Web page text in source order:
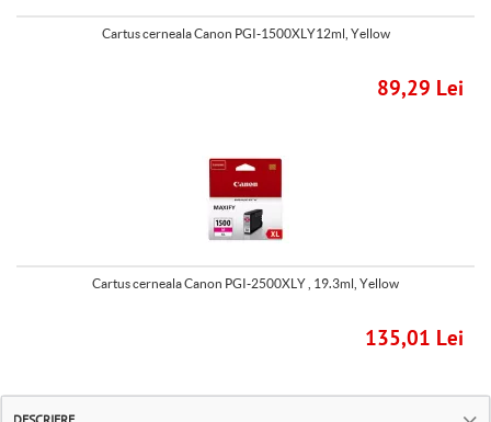
Cartus cerneala Canon PGI-1500XLY12ml, Yellow
89,29 Lei
Cartus cerneala Canon PGI-2500XLY , 19.3ml, Yellow
135,01 Lei